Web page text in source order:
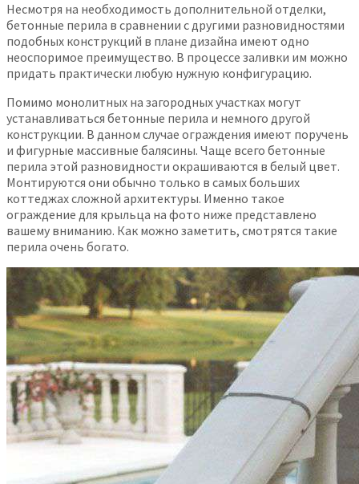
Несмотря на необходимость дополнительной отделки,
бетонные перила в сравнении с другими разновидностями
подобных конструкций в плане дизайна имеют одно
неоспоримое преимущество. В процессе заливки им можно
придать практически любую нужную конфигурацию.
Помимо монолитных на загородных участках могут
устанавливаться бетонные перила и немного другой
конструкции. В данном случае ограждения имеют поручень
и фигурные массивные балясины. Чаще всего бетонные
перила этой разновидности окрашиваются в белый цвет.
Монтируются они обычно только в самых больших
коттеджах сложной архитектуры. Именно такое
ограждение для крыльца на фото ниже представлено
вашему вниманию. Как можно заметить, смотрятся такие
перила очень богато.